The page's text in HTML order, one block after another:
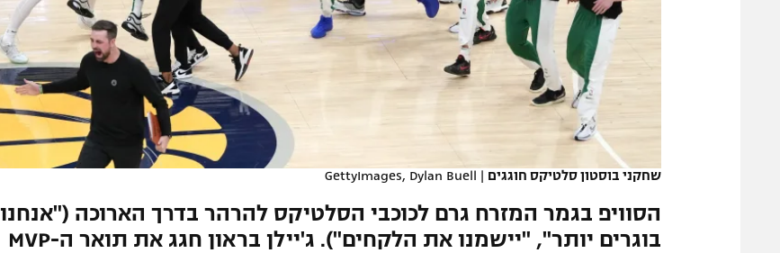
תקנון פעילות ספורט 1
רשיון להקרנה פומבית לבית עסק
הצטרפות לחבילת הערוצים
לוח דרושים – ג'ובנט
שחקני בוסטון סלטיקס חוגגים |
GettyImages, Dylan Buell
הסוויפ בגמר המזרח גרם לכוכבי הסלטיקס להרהר בדרך הארוכה ("אנחנו
בוגרים יותר", "יישמנו את הלקחים"). ג'יילן בראון חגג את תואר ה-MVP